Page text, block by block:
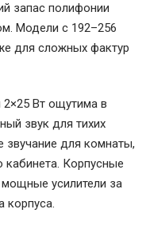
запас полифонии
Модели с 192–256
для сложных фактур
Вт ощутима в
звук для тихих
звучание для комнаты,
кабинета. Корпусные
усилители за
корпуса.